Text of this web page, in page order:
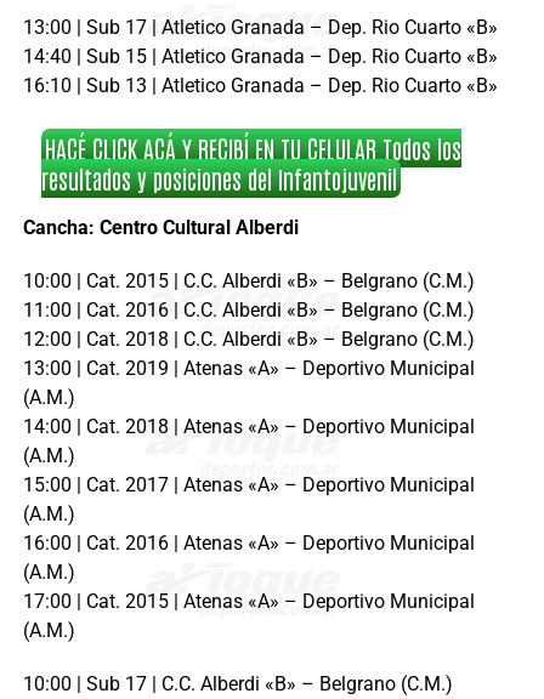
13:00 | Sub 17 | Atletico Granada – Dep. Rio Cuarto «B»
14:40 | Sub 15 | Atletico Granada – Dep. Rio Cuarto «B»
16:10 | Sub 13 | Atletico Granada – Dep. Rio Cuarto «B»
HACÉ CLICK ACÁ Y RECIBÍ EN TU CELULAR Todos los
resultados y posiciones del Infantojuvenil
Cancha: Centro Cultural Alberdi
10:00 | Cat. 2015 | C.C. Alberdi «B» – Belgrano (C.M.)
11:00 | Cat. 2016 | C.C. Alberdi «B» – Belgrano (C.M.)
12:00 | Cat. 2018 | C.C. Alberdi «B» – Belgrano (C.M.)
13:00 | Cat. 2019 | Atenas «A» – Deportivo Municipal
(A.M.)
14:00 | Cat. 2018 | Atenas «A» – Deportivo Municipal
(A.M.)
15:00 | Cat. 2017 | Atenas «A» – Deportivo Municipal
(A.M.)
16:00 | Cat. 2016 | Atenas «A» – Deportivo Municipal
(A.M.)
17:00 | Cat. 2015 | Atenas «A» – Deportivo Municipal
(A.M.)
10:00 | Sub 17 | C.C. Alberdi «B» – Belgrano (C.M.)